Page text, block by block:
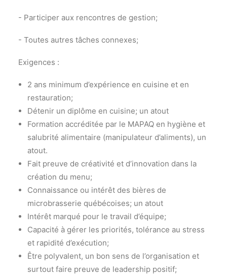
- Participer aux rencontres de gestion;
- Toutes autres tâches connexes;
Exigences :
2 ans minimum d’expérience en cuisine et en
restauration;
Détenir un diplôme en cuisine; un atout
Formation accréditée par le MAPAQ en hygiène et
salubrité alimentaire (manipulateur d’aliments), un
atout.
Fait preuve de créativité et d’innovation dans la
création du menu;
Connaissance ou intérêt des bières de
microbrasserie québécoises; un atout
Intérêt marqué pour le travail d’équipe;
Capacité à gérer les priorités, tolérance au stress
et rapidité d’exécution;
Être polyvalent, un bon sens de l’organisation et
surtout faire preuve de leadership positif;